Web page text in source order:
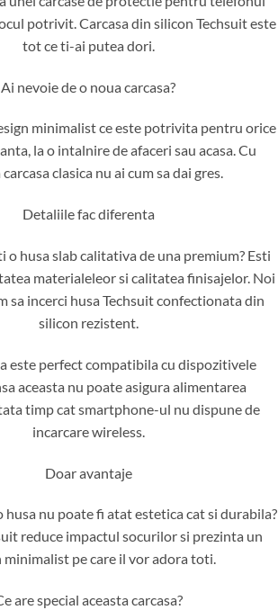
potrivit. Carcasa din silicon Techsuit este
tot ce ti-ai putea dori.
Ai nevoie de o noua carcasa?
minimalist ce este potrivita pentru orice
la o intalnire de afaceri sau acasa. Cu
clasica nu ai cum sa dai gres.
Detaliile fac diferenta
o husa slab calitativa de una premium? Esti
materialeleor si calitatea finisajelor. Noi
sa incerci husa Techsuit confectionata din
silicon rezistent.
este perfect compatibila cu dispozitivele
aceasta nu poate asigura alimentarea
timp cat smartphone-ul nu dispune de
incarcare wireless.
Doar avantaje
husa nu poate fi atat estetica cat si durabila?
reduce impactul socurilor si prezinta un
minimalist pe care il vor adora toti.
are special aceasta carcasa?